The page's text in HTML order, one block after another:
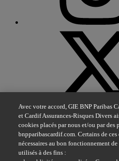
Avec votre accord, GIE BNP Paribas
et Cardif Assurances-Risques Divers
cookies placés par nous et/ou par des
bnpparibascardif.com. Certains de
nécessaires au bon fonctionnement
utilisés à des fins :